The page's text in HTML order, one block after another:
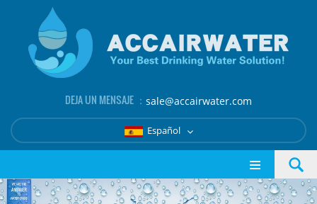
DEJA UN MENSAJE ： sale@accairwater.com
Español